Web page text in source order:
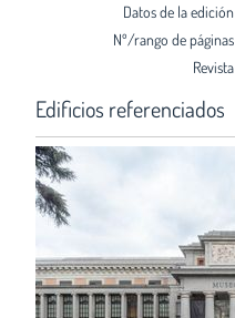
Datos de la edición
Nº/rango de páginas
Revista
Edificios referenciados